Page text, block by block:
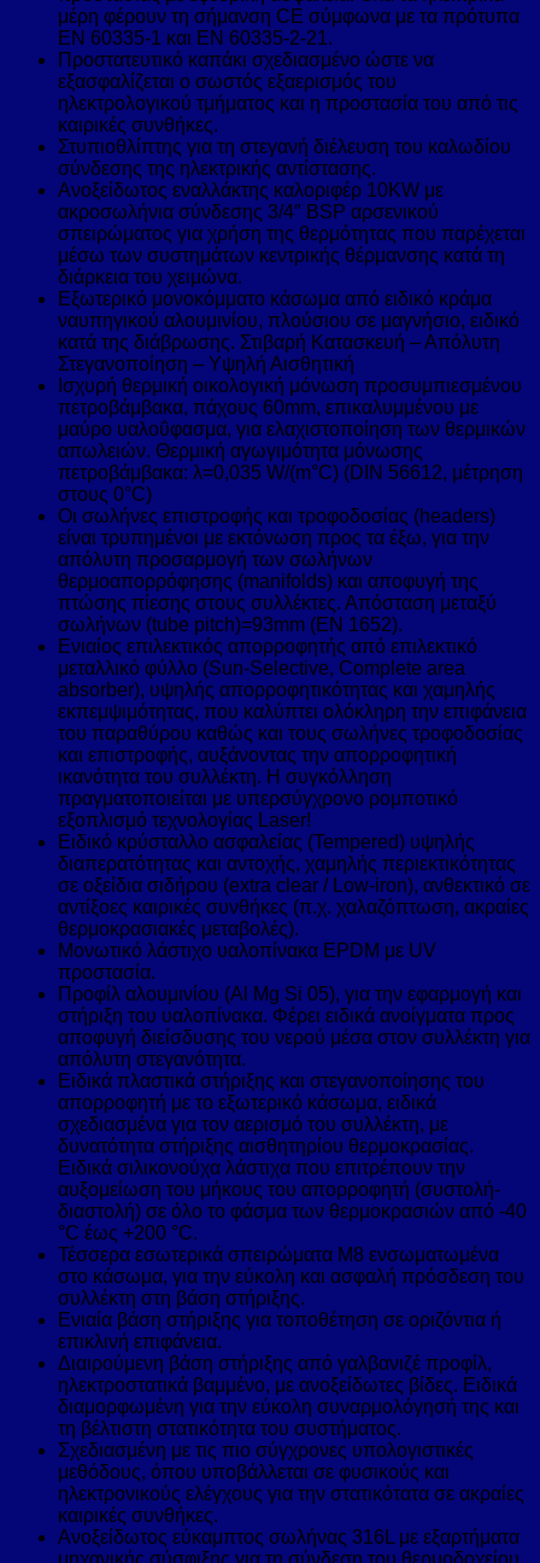
μέρη φέρουν τη σήμανση CE σύμφωνα με τα πρότυπα
ΕΝ 60335-1 και ΕΝ 60335-2-21.
Προστατευτικό καπάκι σχεδιασμένο ώστε να
εξασφαλίζεται ο σωστός εξαερισμός του
ηλεκτρολογικού τμήματος και η προστασία του από τις
καιρικές συνθήκες.
Στυπιοθλίπτης για τη στεγανή διέλευση του καλωδίου
σύνδεσης της ηλεκτρικής αντίστασης.
Ανοξείδωτος εναλλάκτης καλοριφέρ 10KW με
ακροσωλήνια σύνδεσης 3/4″ BSP αρσενικού
σπειρώματος για χρήση της θερμότητας που παρέχεται
μέσω των συστημάτων κεντρικής θέρμανσης κατά τη
διάρκεια του χειμώνα.
Εξωτερικό μονοκόμματο κάσωμα από ειδικό κράμα
ναυπηγικού αλουμινίου, πλούσιου σε μαγνήσιο, ειδικό
κατά της διάβρωσης. Στιβαρή Κατασκευή – Απόλυτη
Στεγανοποίηση – Υψηλή Αισθητική
Ισχυρή θερμική οικολογική μόνωση προσυμπιεσμένου
πετροβάμβακα, πάχους 60mm, επικαλυμμένου με
μαύρο υαλοΰφασμα, για ελαχιστοποίηση των θερμικών
απωλειών. Θερμική αγωγιμότητα μόνωσης
πετροβάμβακα: λ=0,035 W/(m°C) (DIN 56612, μέτρηση
στους 0°C)
Οι σωλήνες επιστροφής και τροφοδοσίας (headers)
είναι τρυπημένοι με εκτόνωση προς τα έξω, για την
απόλυτη προσαρμογή των σωλήνων
θερμοαπορρόφησης (manifolds) και αποφυγή της
πτώσης πίεσης στους συλλέκτες. Απόσταση μεταξύ
σωλήνων (tube pitch)=93mm (EN 1652).
Ενιαίος επιλεκτικός απορροφητής από επιλεκτικό
μεταλλικό φύλλο (Sun-Selective, Complete area
absorber), υψηλής απορροφητικότητας και χαμηλής
εκπεμψιμότητας, που καλύπτει ολόκληρη την επιφάνεια
του παραθύρου καθώς και τους σωλήνες τροφοδοσίας
και επιστροφής, αυξάνοντας την απορροφητική
ικανότητα του συλλέκτη. Η συγκόλληση
πραγματοποιείται με υπερσύγχρονο ρομποτικό
εξοπλισμό τεχνολογίας Laser!
Ειδικό κρύσταλλο ασφαλείας (Tempered) υψηλής
διαπερατότητας και αντοχής, χαμηλής περιεκτικότητας
σε οξείδια σιδήρου (extra clear / Low-iron), ανθεκτικό σε
αντίξοες καιρικές συνθήκες (π.χ. χαλαζόπτωση, ακραίες
θερμοκρασιακές μεταβολές).
Μονωτικό λάστιχο υαλοπίνακα EPDM με UV
προστασία.
Προφίλ αλουμινίου (Al Mg Si 05), για την εφαρμογή και
στήριξη του υαλοπίνακα. Φέρει ειδικά ανοίγματα προς
αποφυγή διείσδυσης του νερού μέσα στον συλλέκτη για
απόλυτη στεγανότητα.
Ειδικά πλαστικά στήριξης και στεγανοποίησης του
απορροφητή με το εξωτερικό κάσωμα, ειδικά
σχεδιασμένα για τον αερισμό του συλλέκτη, με
δυνατότητα στήριξης αισθητηρίου θερμοκρασίας.
Ειδικά σιλικονούχα λάστιχα που επιτρέπουν την
αυξομείωση του μήκους του απορροφητή (συστολή-
διαστολή) σε όλο το φάσμα των θερμοκρασιών από -40
°C έως +200 °C.
Τέσσερα εσωτερικά σπειρώματα Μ8 ενσωματωμένα
στο κάσωμα, για την εύκολη και ασφαλή πρόσδεση του
συλλέκτη στη βάση στήριξης.
Ενιαία βάση στήριξης για τοποθέτηση σε οριζόντια ή
επικλινή επιφάνεια.
Διαιρούμενη βάση στήριξης από γαλβανιζέ προφίλ,
ηλεκτροστατικά βαμμένο, με ανοξείδωτες βίδες. Ειδικά
διαμορφωμένη για την εύκολη συναρμολόγησή της και
τη βέλτιστη στατικότητα του συστήματος.
Σχεδιασμένη με τις πιο σύγχρονες υπολογιστικές
μεθόδους, όπου υποβάλλεται σε φυσικούς και
ηλεκτρονικούς ελέγχους για την στατικότατα σε ακραίες
καιρικές συνθήκες.
Ανοξείδωτος εύκαμπτος σωλήνας 316L με εξαρτήματα
μηχανικής σύσφιξης για τη σύνδεση του θερμοδοχείου